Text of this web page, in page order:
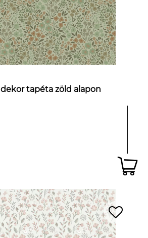
tapéta zöld alapon